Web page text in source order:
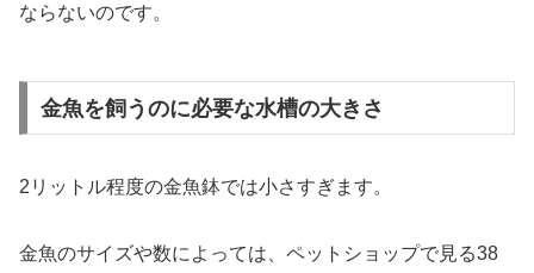
ならないのです。
金魚を飼うのに必要な水槽の大きさ
2リットル程度の金魚鉢では小さすぎます。
金魚のサイズや数によっては、ペットショップで見る38